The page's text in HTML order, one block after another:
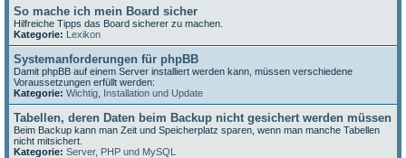
So mache ich mein Board sicher
Hilfreiche Tipps das Board sicherer zu machen.
Kategorie: Lexikon
Systemanforderungen für phpBB
Damit phpBB auf einem Server installiert werden kann, müssen verschiedene
Voraussetzungen erfüllt werden:
Kategorie: Wichtig Installation und Update
Tabellen, deren Daten beim Backup nicht gesichert werden müssen
Beim Backup kann man Zeit und Speicherplatz sparen, wenn man manche Tabellen
nicht mitsichert.
Kategorie: Server, PHP und MySQL